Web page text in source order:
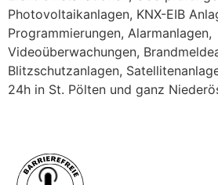
Photovoltaikanlagen, KNX-EIB
Programmierungen, Alarmanlagen,
Videoüberwachungen,
Blitzschutzanlagen,
24h in St. Pölten und ganz